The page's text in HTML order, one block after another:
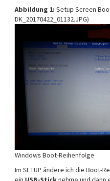
Abbildung 1: Setup Screen
DK_20170422_01132.JPG)
Windows Boot-Reihenfolge
Im SETUP ändere ich die Boot-